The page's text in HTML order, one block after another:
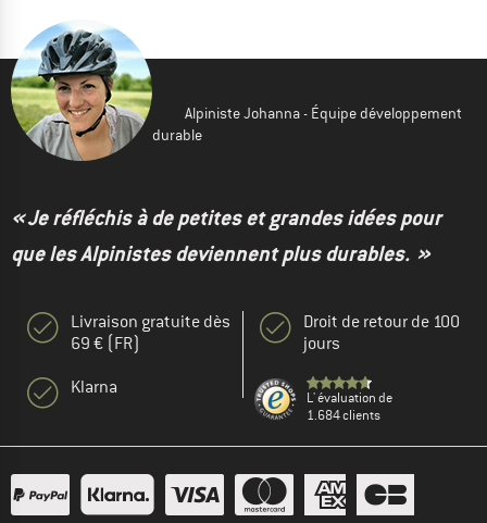
Alpiniste Johanna - Équipe développement
durable
« Je réfléchis à de petites et grandes idées pour
que les Alpinistes deviennent plus durables. »
Livraison gratuite dès
69 € (FR)
Klarna
Droit de retour de 100
jours
L' évaluation de
1.684 clients